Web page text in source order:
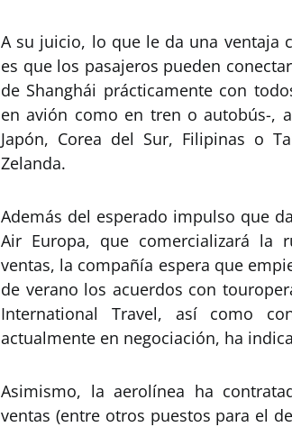
A su juicio, lo que le da una ventaja
es que los pasajeros pueden
de Shanghái prácticamente con
en avión como en tren o autobús-,
Japón, Corea del Sur, Filipinas o
Zelanda.
Además del esperado impulso que
Air Europa, que comercializará la
ventas, la compañía espera que
de verano los acuerdos con
International Travel, así como
actualmente en negociación, ha
Asimismo, la aerolínea ha
ventas (entre otros puestos para el